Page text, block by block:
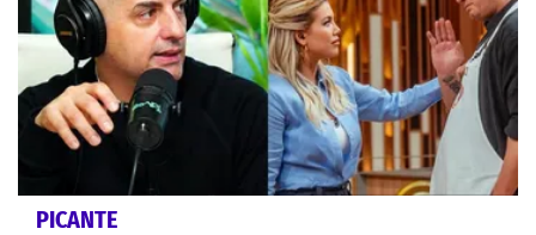
PICANTE